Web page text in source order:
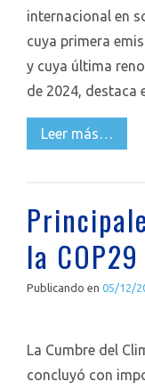
internacional en
cuya primera
y cuya última
de 2024, destaca
Leer más…
la
Publicando en 05/12/
La Cumbre del
concluyó con